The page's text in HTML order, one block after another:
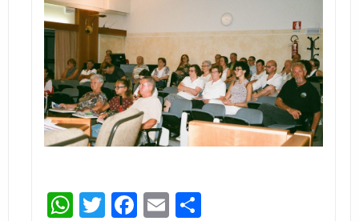
WhatsApp
Twitter
Facebook
Email